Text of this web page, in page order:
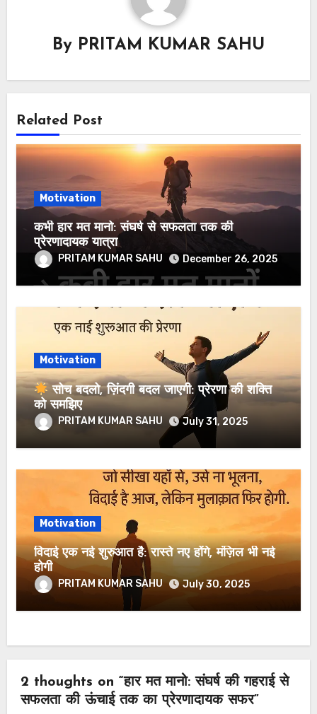
By PRITAM KUMAR SAHU
Related Post
Motivation
कभी हार मत मानो: संघर्ष से सफलता तक की
प्रेरणादायक यात्रा
PRITAM KUMAR SAHU December 26, 2025
Motivation
सोच बदलो, ज़िंदगी बदल जाएगी: प्रेरणा की शक्ति
को समझिए
PRITAM KUMAR SAHU July 31, 2025
Motivation
विदाई एक नई शुरुआत है: रास्ते नए होंगे, मंज़िल भी नई
होगी
PRITAM KUMAR SAHU July 30, 2025
2 thoughts on “हार मत मानो: संघर्ष की गहराई से
सफलता की ऊंचाई तक का प्रेरणादायक सफर”